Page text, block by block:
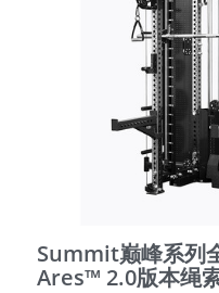
简体中文
简体中文
Summit巅峰系列
Ares™ 2.0版本绳